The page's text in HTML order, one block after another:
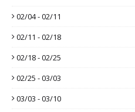
02/04 - 02/11
02/11 - 02/18
02/18 - 02/25
02/25 - 03/03
03/03 - 03/10